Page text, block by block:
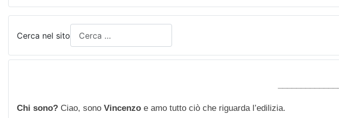
Cerca nel sito
Chi sono? Ciao, sono Vincenzo e amo tutto ciò che riguarda l’edilizia.